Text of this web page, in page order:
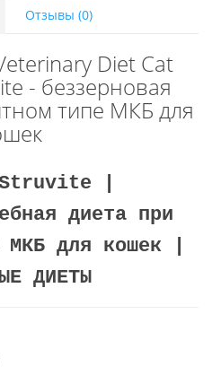
Отзывы (0)
Diet Cat
- беззерновая
типе МКБ для
|
диета при
МКБ для кошек |
ДИЕТЫ